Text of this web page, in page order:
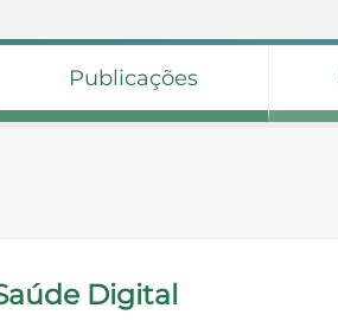
Publicações
Digital